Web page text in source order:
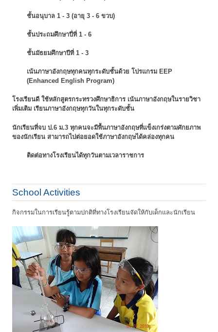
ชั้นอนุบาล 1 - 3 (อายุ 3 - 6 ขวบ)
ชั้นประถมศึกษาปี่ที่ 1 - 6
ชั้นมัธยมศึกษาปีที่ 1 - 3
เน้นภาษาอังกฤษทุกคนทุกระดับชั้นด้วย โปรแกรม EEP
(Enhanced English Program)
โรงเรียนดี ใช้หลักสูตรกระทรวงศึกษาธิการ เน้นภาษาอังกฤษในรายวิชา
เพิ่มเติม เรียนภาษาอังกฤษทุกวันในทุกระดับชั้น
นักเรียนที่จบ ป.6 ม.3 ทุกคนจะมีพื้นภาษาอังกฤษที่แข็งเกร่งตามศักยภาพ
ของนักเรียน สามารถไปต่อยอดใช้ภาษาอังกฤษได้คล่องทุกคน
ติดต่อทางโรงเรียนได้ทุกวันตามเวลาราชการ
School Activities
กิจกรรมในการเรียนรู้ตามปกติที่ทางโรงเรียนจัดให้กับเด็กและนักเรียน